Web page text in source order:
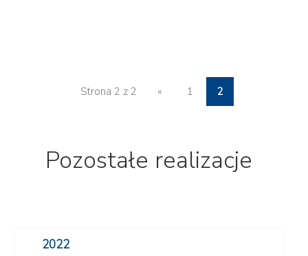
Strona 2 z 2 « 1 2
Pozostałe realizacje
2022